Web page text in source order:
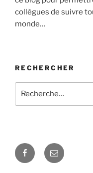
collègues de suivre
monde…
RECHERCHER
pour
Facebook
E-
mail